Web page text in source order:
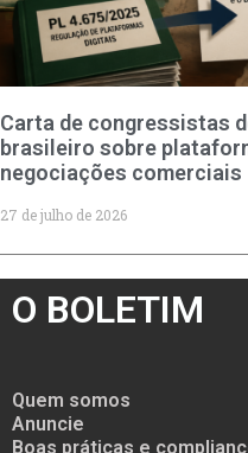
Carta de congressistas
brasileiro sobre
negociações comerciais
27 de julho de 2026
O BOLETIM
Quem somos
Anuncie
Boas práticas e